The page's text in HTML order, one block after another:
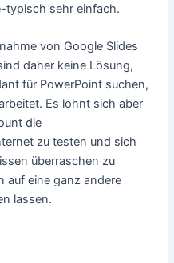
typisch sehr einfach.
von Google Slides
daher keine Lösung,
für PowerPoint suchen,
Es lohnt sich aber
die
zu testen und sich
überraschen zu
auf eine ganz andere
lassen.